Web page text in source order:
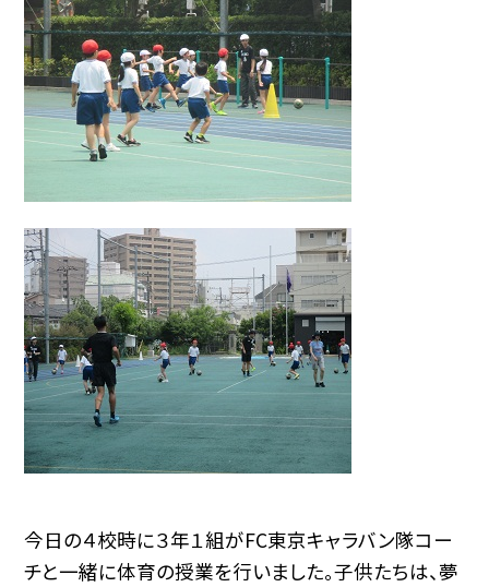
今日の４校時に３年１組がFC東京キャラバン隊コー
チと一緒に体育の授業を行いました。子供たちは、夢